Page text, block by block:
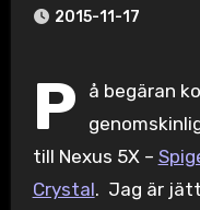
2015-11-17
P
å begäran
till Nexus 5X –
Crystal. Jag är